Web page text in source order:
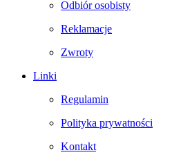
Odbiór osobisty
Reklamacje
Zwroty
Linki
Regulamin
Polityka prywatności
Kontakt